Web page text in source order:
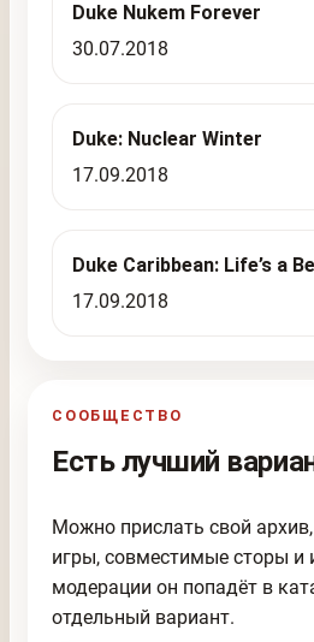
Duke Nukem Forever
30.07.2018
Duke: Nuclear Winter
17.09.2018
Duke Caribbean: Life’s a
17.09.2018
СООБЩЕСТВО
Есть лучший
Можно прислать свой
игры, совместимые сторы и
модерации он попадёт в
отдельный вариант.